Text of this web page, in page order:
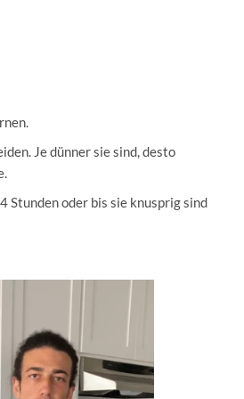
Je dünner sie sind, desto
Stunden oder bis sie knusprig sind